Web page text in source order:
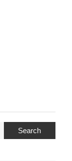
Search